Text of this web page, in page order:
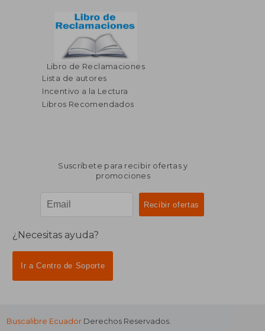
Libro de Reclamaciones
Lista de autores
Incentivo a la Lectura
Libros Recomendados
Suscríbete para recibir ofertas y
promociones
¿Necesitas ayuda?
Ir a Centro de Soporte
Buscalibre Ecuador Derechos Reservados.